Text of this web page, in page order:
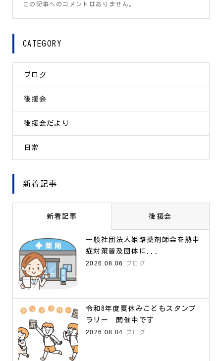
この記事へのコメントはありません。
CATEGORY
ブログ
後援会
後援会だより
日常
新着記事
新着記事 後援会
一般社団法人姫路薬剤師会を熱中
症対策普及団体に...
2026.08.06
ブログ
令和8年度夏休みこどもスタンプ
ラリー 開催中です
2026.08.04
ブログ